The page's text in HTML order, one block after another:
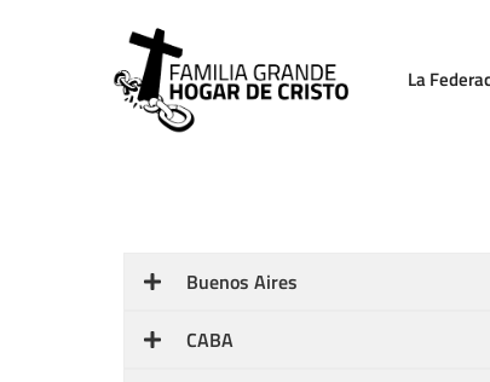
La
Buenos Aires
CABA